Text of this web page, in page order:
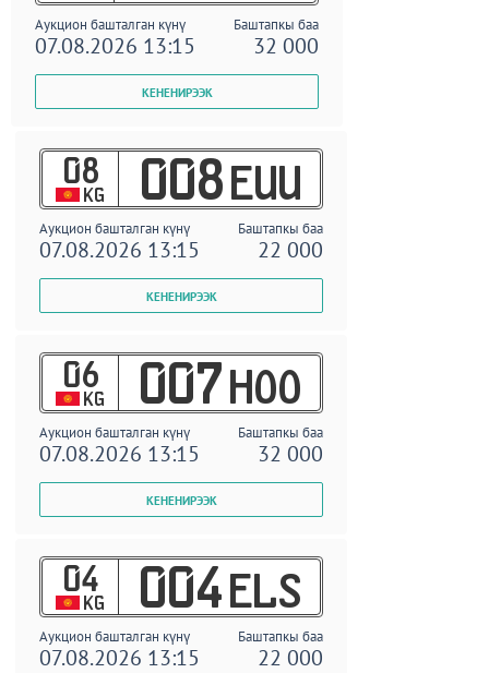
Аукцион башталган күнү Баштапкы баа
07.08.2026 13:15 32 000
08
KG 008 EUU
Аукцион башталган күнү Баштапкы баа
07.08.2026 13:15 22 000
06
KG 007 HOO
Аукцион башталган күнү Баштапкы баа
07.08.2026 13:15 32 000
04
KG 004 ELS
Аукцион башталган күнү Баштапкы баа
07.08.2026 13:15 22 000